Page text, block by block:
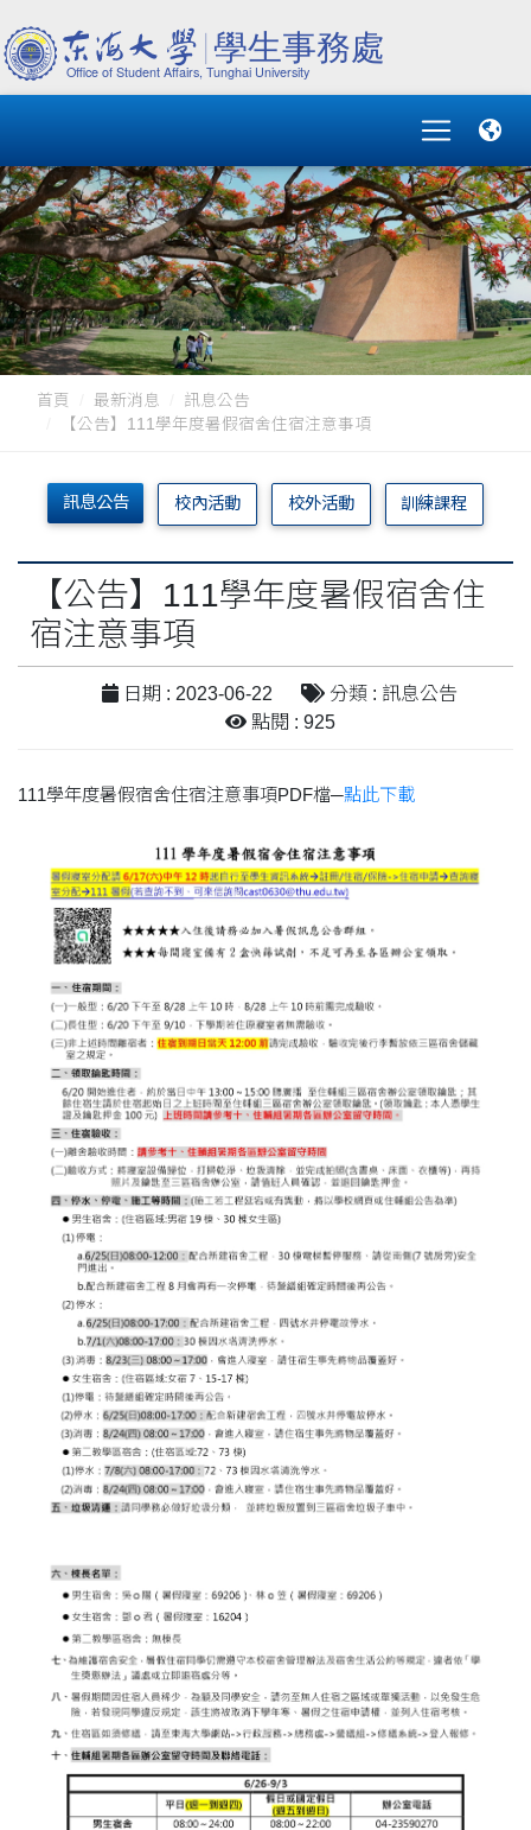
首頁 最新消息
訊息公告
【公告】111學年度暑假宿舍住宿注意事項
訊息公告 校內活動 校外活動 訓練課程
【公告】111學年度暑假宿舍住
宿注意事項
日期 : 2023-06-22
分類 : 訊息公告
點閱 : 925
111學年度暑假宿舍住宿注意事項PDF檔─點此下載